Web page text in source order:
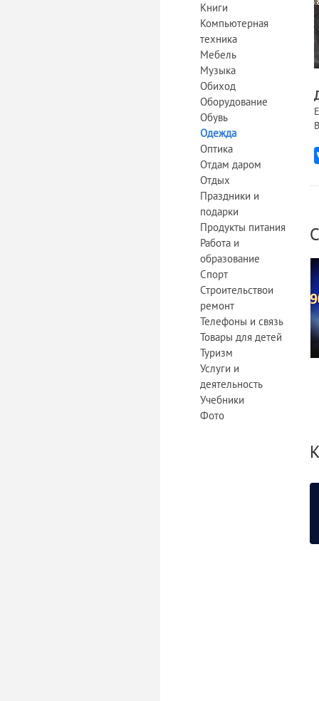
Книги
Компьютерная
техника
Мебель
Музыка
Обиход
Оборудование
Обувь
Одежда
Оптика
Отдам даром
Отдых
Праздники и
подарки
Продукты питания
Работа и
образование
Спорт
Строительствои
ремонт
Телефоны и связь
Товары для детей
Туризм
Услуги и
деятельность
Учебники
Фото